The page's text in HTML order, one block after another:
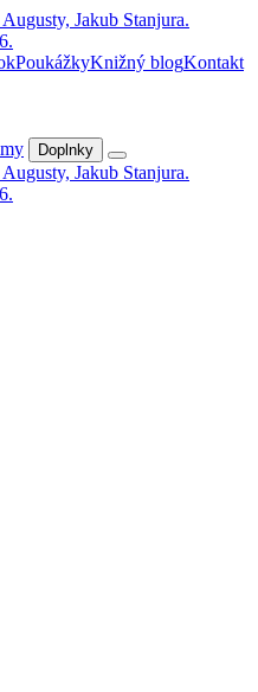
PoukážkyKnižný blogKontakt
Doplnky